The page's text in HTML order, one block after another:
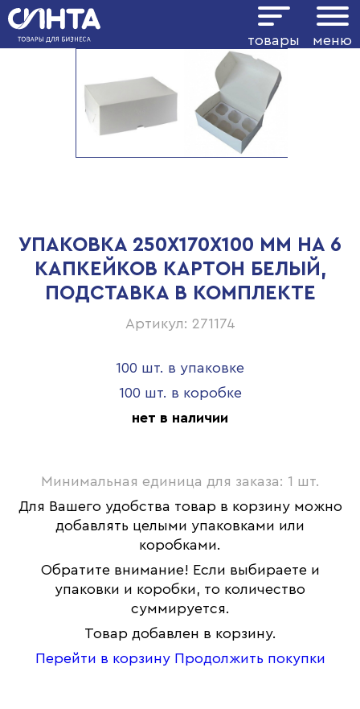
товары меню
УПАКОВКА 250Х170Х100 ММ НА 6
КАПКЕЙКОВ КАРТОН БЕЛЫЙ,
ПОДСТАВКА В КОМПЛЕКТЕ
Артикул: 271174
100 шт. в упаковке
100 шт. в коробке
нет в наличии
Минимальная единица для заказа: 1 шт.
Для Вашего удобства товар в корзину можно
добавлять целыми упаковками или
коробками.
Обратите внимание! Если выбираете и
упаковки и коробки, то количество
суммируется.
Товар добавлен в корзину.
Перейти в корзину Продолжить покупки